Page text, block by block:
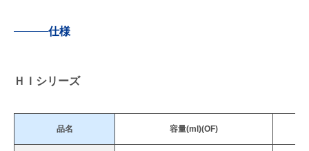
仕様
ＨＩシリーズ
品名 容量(ml)(OF)